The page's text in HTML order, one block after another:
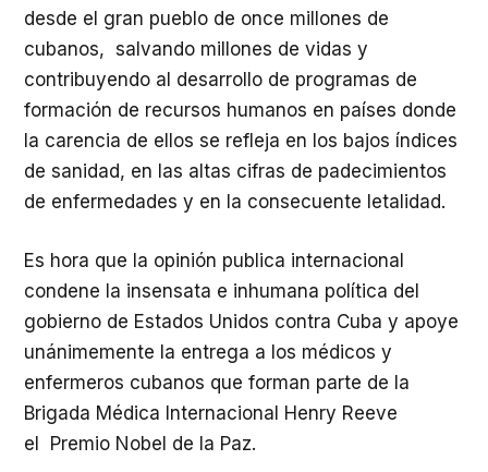
desde el gran pueblo de once millones de
cubanos, salvando millones de vidas y
contribuyendo al desarrollo de programas de
formación de recursos humanos en países donde
la carencia de ellos se refleja en los bajos índices
de sanidad, en las altas cifras de padecimientos
de enfermedades y en la consecuente letalidad.
Es hora que la opinión publica internacional
condene la insensata e inhumana política del
gobierno de Estados Unidos contra Cuba y apoye
unánimemente la entrega a los médicos y
enfermeros cubanos que forman parte de la
Brigada Médica Internacional Henry Reeve
el Premio Nobel de la Paz.